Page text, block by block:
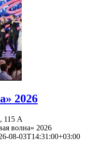
2026
115 A
волна» 2026
08-03T14:31:00+03:00